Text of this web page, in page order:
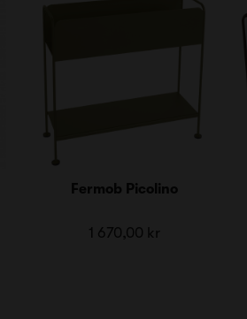
Fermob Picolino
1 670,00 kr